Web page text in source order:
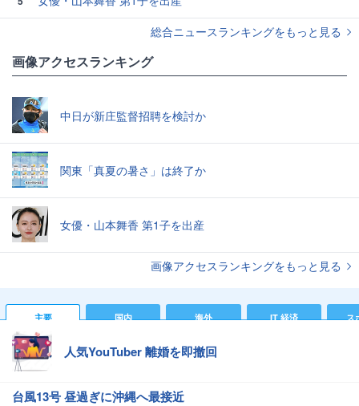
総合ニュースランキングをもっと見る
画像アクセスランキング
中日が新庄監督招聘を検討か
関東「真夏の暑さ」は終了か
女優・山本舞香 第1子を出産
画像アクセスランキングをもっと見る
主要 国内 海外 IT 経済 ス
人気YouTuber 離婚を即撤回
台風13号 昼過ぎに沖縄へ最接近